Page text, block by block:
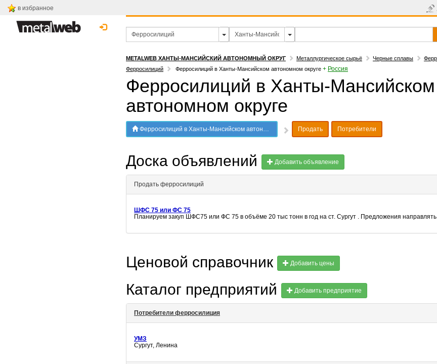
в избранное
METALWEB ХАНТЫ-МАНСИЙСКИЙ АВТОНОМНЫЙ ОКРУГ Металлургическое сырьё Черные сплавы
Ферросилиций
Ферросилиций в Ханты-Мансийском автономном округе + Россия
Ферросилиций в Ханты-Мансийском
автономном округе
Ферросилиций в Ханты-Мансийском автономном округе Продать Потребители
Доска объявлений Добавить объявление
Продать ферросилиций
ШФС 75 или ФС 75
Планируем закуп ШФС75 или ФС 75 в объёме 20 тыс тонн в год на ст. Сургут . Предложения
Ценовой справочник Добавить цены
Каталог предприятий Добавить предприятие
Потребители ферросилиция
УМЗ
Сургут, Ленина